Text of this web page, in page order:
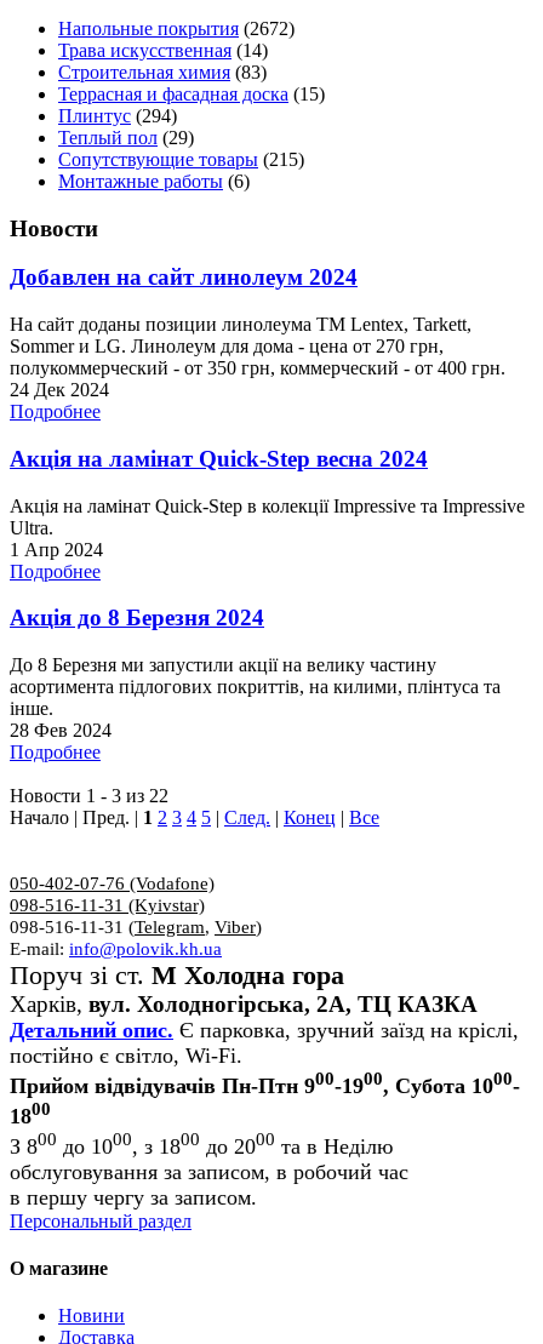
Напольные покрытия (2672)
Трава искусственная (14)
Строительная химия (83)
Террасная и фасадная доска (15)
Плинтус (294)
Теплый пол (29)
Сопутствующие товары (215)
Монтажные работы (6)
Новости
Добавлен на сайт линолеум 2024
На сайт доданы позиции линолеума ТМ Lentex, Tarkett,
Sommer и LG. Линолеум для дома - цена от 270 грн,
полукоммерческий - от 350 грн, коммерческий - от 400 грн.
24 Дек 2024
Подробнее
Акція на ламінат Quick-Step весна 2024
Акція на ламінат Quick-Step в колекції Impressive та Impressive
Ultra.
1 Апр 2024
Подробнее
Акція до 8 Березня 2024
До 8 Березня ми запустили акції на велику частину
асортимента підлогових покриттів, на килими, плінтуса та
інше.
28 Фев 2024
Подробнее
Новости 1 - 3 из 22
Начало | Пред. | 1 2 3 4 5 | След. | Конец | Все
050-402-07-76 (Vodafone)
098-516-11-31 (Kyivstar)
098-516-11-31 (Telegram, Viber)
E-mail: info@polovik.kh.ua
Поруч зі ст. М Холодна гора
Харків, вул. Холодногірська, 2А, ТЦ КАЗКА
Детальний опис. Є парковка, зручний заїзд на кріслі,
постійно є світло, Wi-Fi.
Прийом відвідувачів Пн-Птн 900-1900, Субота 1000-
1800
З 800 до 1000, з 1800 до 2000 та в Неділю
обслуговування за записом, в робочий час
в першу чергу за записом.
Персональный раздел
О магазине
Новини
Доставка